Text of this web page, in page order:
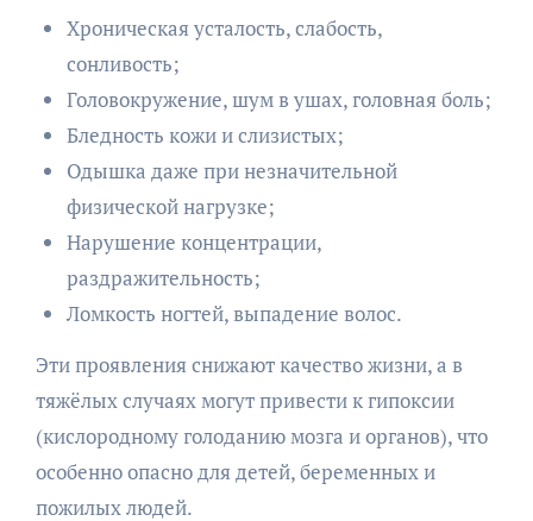
Хроническая усталость, слабость,
сонливость;
Головокружение, шум в ушах, головная боль;
Бледность кожи и слизистых;
Одышка даже при незначительной
физической нагрузке;
Нарушение концентрации,
раздражительность;
Ломкость ногтей, выпадение волос.
Эти проявления снижают качество жизни, а в
тяжёлых случаях могут привести к гипоксии
(кислородному голоданию мозга и органов), что
особенно опасно для детей, беременных и
пожилых людей.